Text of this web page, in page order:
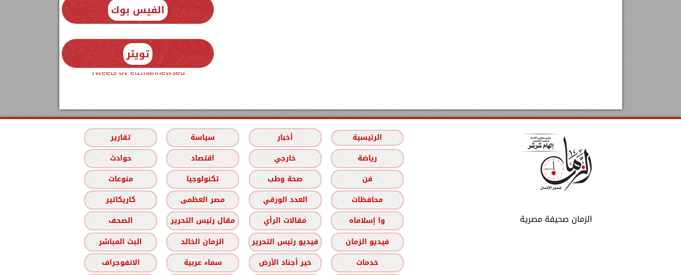
الفيس بوك
تويتر
Tweets by elzmannewseg
الزمان صحيفة مصرية
الرئيسية أخبار سياسة
تقارير
رياضة
خارجي اقتصاد
حوادث
فن
صحة وطب تكنولوجيا
منوعات
محافظات
العدد الورقي مصر العظمى
كاريكاتير
وا إسلاماه
مقالات الرأي مقال رئيس التحرير
الصحف
فيديو الزمان
فيديو رئيس التحرير الزمان الخالد
البث المباشر
خدمات
خير أجناد الأرض سماء عربية الانفوجراف